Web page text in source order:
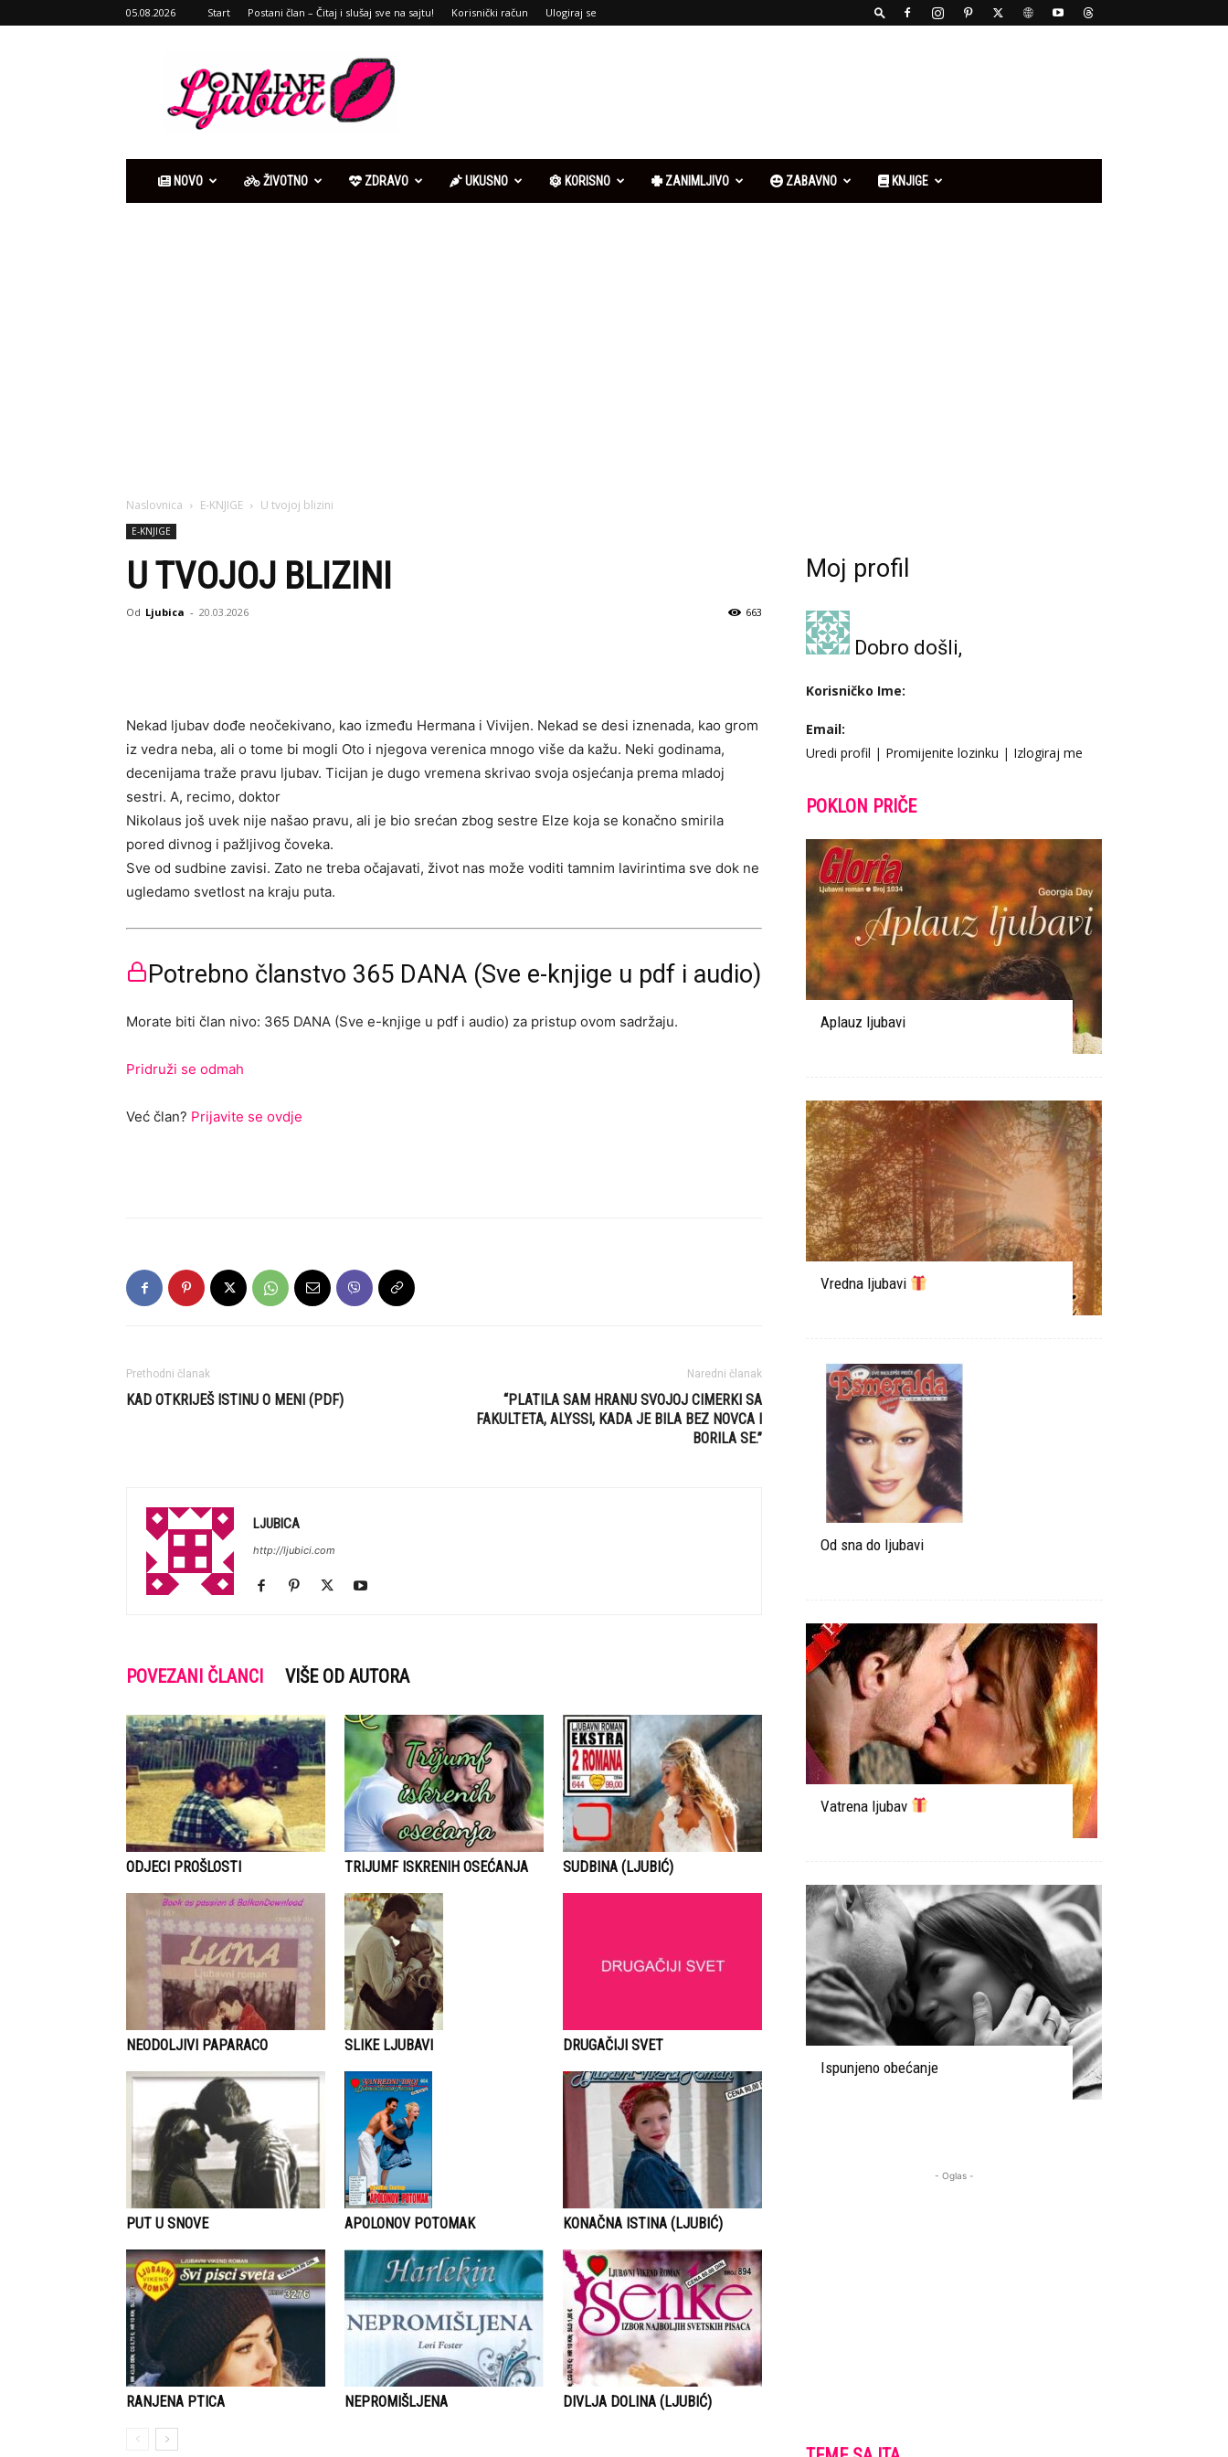
05.08.2026 Start Postani član – Čitaj i slušaj sve na sajtu! Korisnički račun Ulogiraj se
online
NOVO ŽIVOTNO ZDRAVO UKUSNO KORISNO ZANIMLJIVO ZABAVNO KNJIGE
Naslovnica E-KNJIGE U tvojoj blizini
E-KNJIGE
U TVOJOJ BLIZINI
Od Ljubica - 20.03.2026 663
Nekad ljubav dođe neočekivano, kao između Hermana i Vivijen. Nekad se desi iznenada, kao grom
iz vedra neba, ali o tome bi mogli Oto i njegova verenica mnogo više da kažu. Neki godinama,
decenijama traže pravu ljubav. Ticijan je dugo vremena skrivao svoja osjećanja prema mladoj
sestri. A, recimo, doktor
Nikolaus još uvek nije našao pravu, ali je bio srećan zbog sestre Elze koja se konačno smirila
pored divnog i pažljivog čoveka.
Sve od sudbine zavisi. Zato ne treba očajavati, život nas može voditi tamnim lavirintima sve dok ne
ugledamo svetlost na kraju puta.
Potrebno članstvo 365 DANA (Sve e-knjige u pdf i audio)
Morate biti član nivo: 365 DANA (Sve e-knjige u pdf i audio) za pristup ovom sadržaju.
Pridruži se odmah
Već član? Prijavite se ovdje
Prethodni članak
KAD OTKRIJEŠ ISTINU O MENI (PDF)
Naredni članak
“PLATILA SAM HRANU SVOJOJ CIMERKI SA
FAKULTETA, ALYSSI, KADA JE BILA BEZ NOVCA I
BORILA SE.”
LJUBICA
http://ljubici.com
POVEZANI ČLANCI VIŠE OD AUTORA
ODJECI PROŠLOSTI TRIJUMF ISKRENIH OSEĆANJA SUDBINA (LJUBIĆ)
NEODOLJIVI PAPARACO SLIKE LJUBAVI DRUGAČIJI SVET
PUT U SNOVE APOLONOV POTOMAK KONAČNA ISTINA (LJUBIĆ)
RANJENA PTICA NEPROMIŠLJENA DIVLJA DOLINA (LJUBIĆ)
Moj profil
Dobro došli,
Korisničko Ime:
Email:
Uredi profil | Promijenite lozinku | Izlogiraj me
POKLON PRIČE
Aplauz ljubavi
Vredna ljubavi
Od sna do ljubavi
Vatrena ljubav
Ispunjeno obećanje
- Oglas -